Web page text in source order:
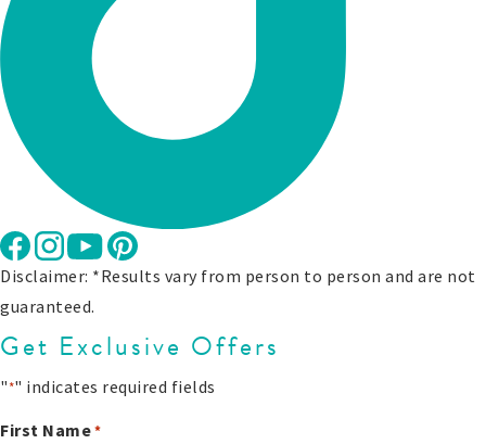
Disclaimer: *Results vary from person to person and are not
guaranteed.
Get Exclusive Offers
"*" indicates required fields
First Name*